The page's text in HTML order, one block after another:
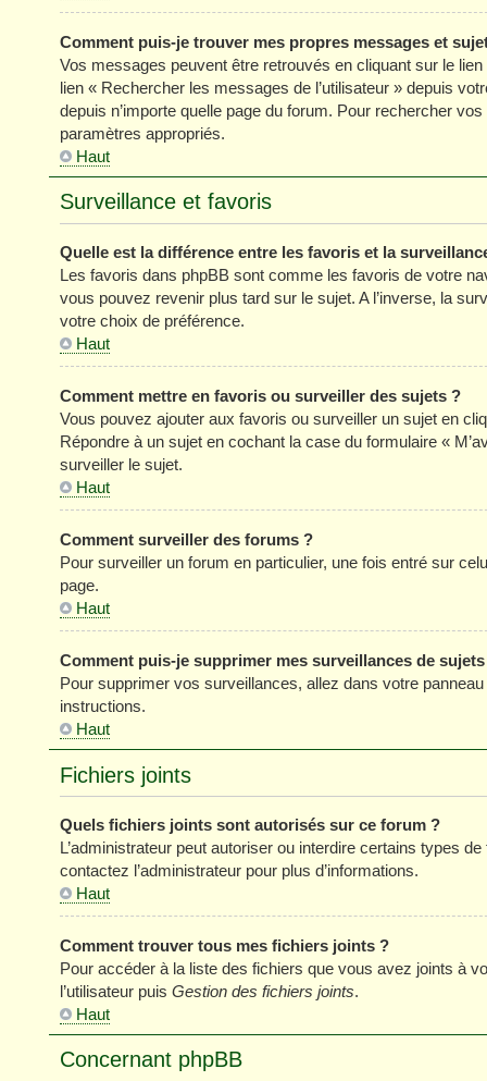
Comment puis-je trouver mes propres messages et
Vos messages peuvent être retrouvés en cliquant sur le
lien « Rechercher les messages de l’utilisateur » depuis
depuis n’importe quelle page du forum. Pour rechercher
paramètres appropriés.
Haut
Surveillance et favoris
Quelle est la différence entre les favoris et la
Les favoris dans phpBB sont comme les favoris de votre
vous pouvez revenir plus tard sur le sujet. A l’inverse, la
votre choix de préférence.
Haut
Comment mettre en favoris ou surveiller des sujets ?
Vous pouvez ajouter aux favoris ou surveiller un sujet en
Répondre à un sujet en cochant la case du formulaire «
surveiller le sujet.
Haut
Comment surveiller des forums ?
Pour surveiller un forum en particulier, une fois entré sur
page.
Haut
Comment puis-je supprimer mes surveillances de
Pour supprimer vos surveillances, allez dans votre
instructions.
Haut
Fichiers joints
Quels fichiers joints sont autorisés sur ce forum ?
L’administrateur peut autoriser ou interdire certains types
contactez l’administrateur pour plus d’informations.
Haut
Comment trouver tous mes fichiers joints ?
Pour accéder à la liste des fichiers que vous avez joints à
l’utilisateur puis Gestion des fichiers joints.
Haut
Concernant phpBB